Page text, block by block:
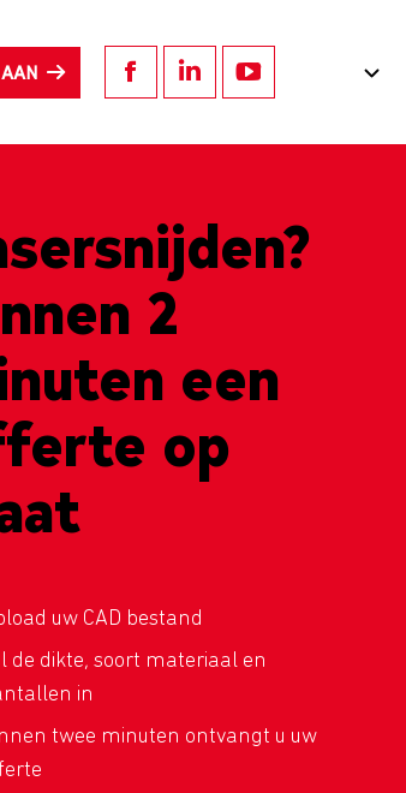
Facebook
page
in
new
Linkedin
page
in
YouTube
page
in
2
een
op
uw CAD bestand
de dikte, soort materiaal en
in
twee minuten ontvangt u uw